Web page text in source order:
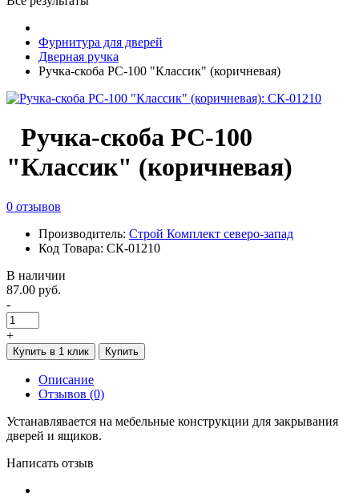
Фурнитура для дверей
Дверная ручка
Ручка-скоба РС-100 "Классик" (коричневая)
Ручка-скоба РС-100
"Классик" (коричневая)
0 отзывов
Производитель: Строй Комплект северо-запад
Код Товара: СК-01210
В наличии
87.00 руб.
-
+
Купить в 1 клик Купить
Описание
Отзывов (0)
Устанавлявается на мебельные конструкции для закрывания
дверей и ящиков.
Написать отзыв